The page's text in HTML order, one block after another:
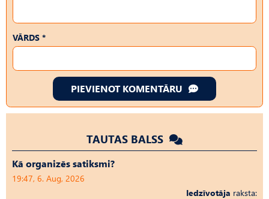
VĀRDS *
PIEVIENOT KOMENTĀRU
TAUTAS BALSS
Kā organizēs satiksmi?
19:47, 6. Aug, 2026
Iedzīvotāja raksta: